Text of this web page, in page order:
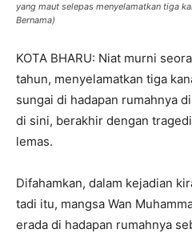
yang maut selepas menyelamatkan tiga
Bernama)
KOTA BHARU: Niat murni
tahun, menyelamatkan tiga
sungai di hadapan rumahnya
di sini, berakhir dengan
lemas.
Difahamkan, dalam kejadian
tadi itu, mangsa Wan
erada di hadapan rumahnya